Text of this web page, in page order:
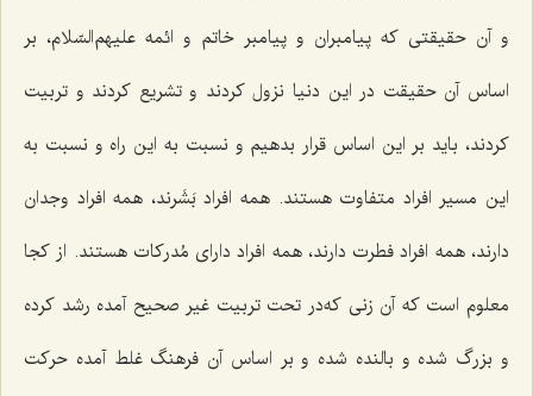
و آن حقیقتی كه پیامبران و پیامبر خاتم و ائمه علیهم‌السّلام، بر
اساس آن حقیقت در این دنیا نزول كردند و تشریع كردند و تربیت
كردند، باید بر این اساس قرار بدهیم و نسبت به این راه و نسبت به
این مسیر افراد متفاوت هستند. همه افراد بَشَرند، همه افراد وجدان
دارند، همه افراد فطرت دارند، همه افراد دارای مُدركات هستند. از كجا
معلوم است كه آن زنی كه‌در تحت تربیت غیر صحیح آمده رشد كرده
و بزرگ شده و بالنده شده و بر اساس آن فرهنگ غلط آمده حركت